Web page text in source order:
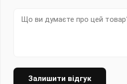
Залишити відгук